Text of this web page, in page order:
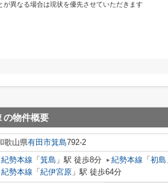
異なる場合は現状を優先させていただきます
の物件概要
歌山県有田市箕島792-2
紀勢本線 「 箕島 」駅 徒歩8分 紀勢本線 「 初島
紀勢本線 「 紀伊宮原 」駅 徒歩64分